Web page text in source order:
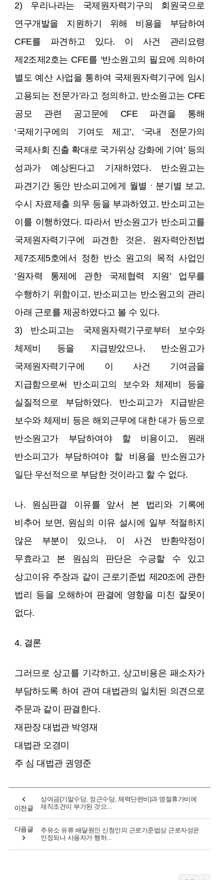
2) 우리나라는 국제원자력기구의 회원국으로
연구개발을 지원하기 위해 비용을 부담하여
CFE를 파견하고 있다. 이 사건 관리요령
제2조제2호는 CFE를 ‘반소원고의 필요에 의하여
별도 예산 사업을 통하여 국제원자력기구에 임시
고용되는 전문가’라고 정의하고, 반소원고는 CFE
공모 관련 공고문에 CFE 파견을 통해
‘국제기구에의 기여도 제고’, ‘국내 전문가의
국제사회 진출 확대로 국가위상 강화에 기여’ 등의
성과가 예상된다고 기재하였다. 반소원고는
파견기간 동안 반소피고에게 월별ㆍ분기별 보고,
수시 자료제출 의무 등을 부과하였고, 반소피고는
이를 이행하였다. 따라서 반소원고가 반소피고를
국제원자력기구에 파견한 것은, 원자력안전법
제7조제5호에서 정한 반소 원고의 목적 사업인
‘원자력 통제에 관한 국제협력 지원’ 업무를
수행하기 위함이고, 반소피고는 반소원고의 관리
아래 근로를 제공하였다고 볼 수 있다.
3) 반소피고는 국제원자력기구로부터 보수와
체제비 등을 지급받았으나, 반소원고가
국제원자력기구에 이 사건 기여금을
지급함으로써 반소피고의 보수와 체제비 등을
실질적으로 부담하였다. 반소피고가 지급받은
보수와 체제비 등은 해외근무에 대한 대가 등으로
반소원고가 부담하여야 할 비용이고, 원래
반소피고가 부담하여야 할 비용을 반소원고가
일단 우선적으로 부담한 것이라고 할 수 없다.
나. 원심판결 이유를 앞서 본 법리와 기록에
비추어 보면, 원심의 이유 설시에 일부 적절하지
않은 부분이 있으나, 이 사건 반환약정이
무효라고 본 원심의 판단은 수긍할 수 있고
상고이유 주장과 같이 근로기준법 제20조에 관한
법리 등을 오해하여 판결에 영향을 미친 잘못이
없다.
4. 결론
그러므로 상고를 기각하고, 상고비용은 패소자가
부담하도록 하여 관여 대법관의 일치된 의견으로
주문과 같이 판결한다.
재판장 대법관 박영재
대법관 오경미
주 심 대법관 권영준
이전글
상여금(기말수당, 정근수당, 체력단련비)과 명절휴가비에
재직조건이 부가된 것으...
다음글
주유소 유류 배달원인 신청인의 근로기준법상 근로자성은
인정되나 사용자가 행하...